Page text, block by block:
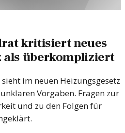
kritisiert neues
als überkompliziert
im neuen Heizungsgesetz
Vorgaben. Fragen zur
und zu den Folgen für